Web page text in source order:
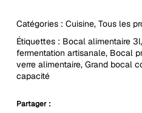
Catégories : Cuisine, Tous les
Étiquettes : Bocal alimentaire 3l,
fermentation artisanale, Bocal
verre alimentaire, Grand bocal
capacité
Partager :